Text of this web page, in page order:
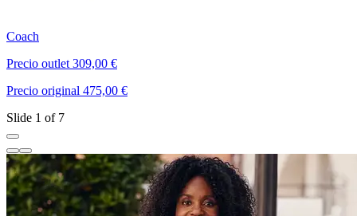
Coach
Precio outlet 309,00 €
Precio original 475,00 €
Slide 1 of 7